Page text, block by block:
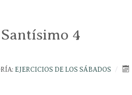
4
EJERCICIOS DE LOS SÁBADOS